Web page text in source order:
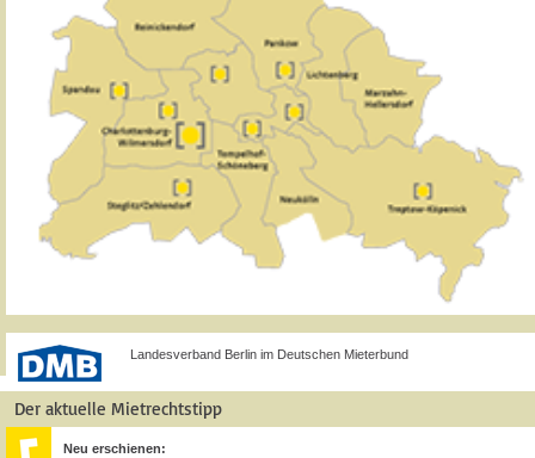
Landesverband Berlin im Deutschen Mieterbund
Der aktuelle Mietrechtstipp
Neu erschienen: